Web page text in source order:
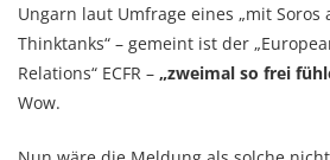
Ungarn laut Umfrage eines „mit Soros
Thinktanks“ – gemeint ist der
Relations“ ECFR – „zweimal so frei
Wow.